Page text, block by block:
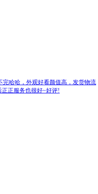
哈哈，外观好看颜值高，发货物流
正服务也很好~好评!